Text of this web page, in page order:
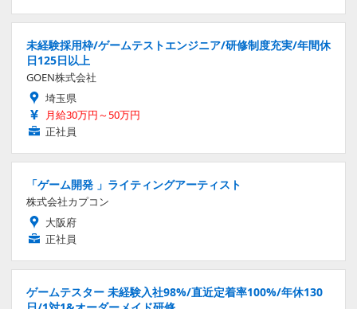
未経験採用枠/ゲームテストエンジニア/研修制度充実/年間休
日125日以上
GOEN株式会社
埼玉県
月給30万円～50万円
正社員
「ゲーム開発 」ライティングアーティスト
株式会社カプコン
大阪府
正社員
ゲームテスター 未経験入社98%/直近定着率100%/年休130